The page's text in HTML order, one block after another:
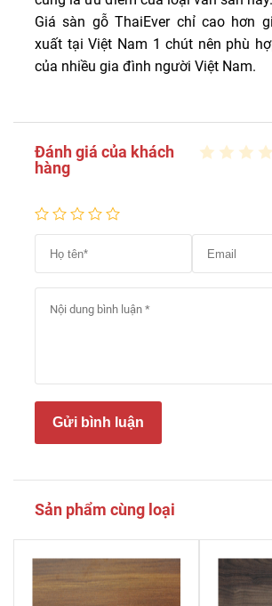
Giá sàn gỗ ThaiEver chỉ cao hơn
xuất tại Việt Nam 1 chút nên phù
của nhiều gia đình người Việt Nam.
Đánh giá của khách
hàng
Gửi bình luận
Sản phẩm cùng loại